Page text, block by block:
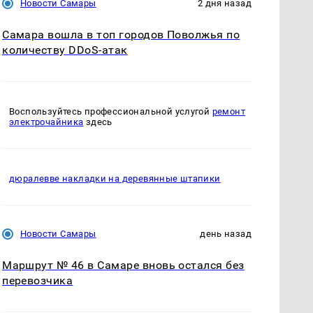
Новости Самары 2 дня назад
Самара вошла в топ городов Поволжья по
количеству DDoS-атак
Воспользуйтесь профессиональной услугой ремонт
электрочайника здесь
дюралевве накладки на деревянные штапики
Новости Самары день назад
Маршрут № 46 в Самаре вновь остался без
перевозчика